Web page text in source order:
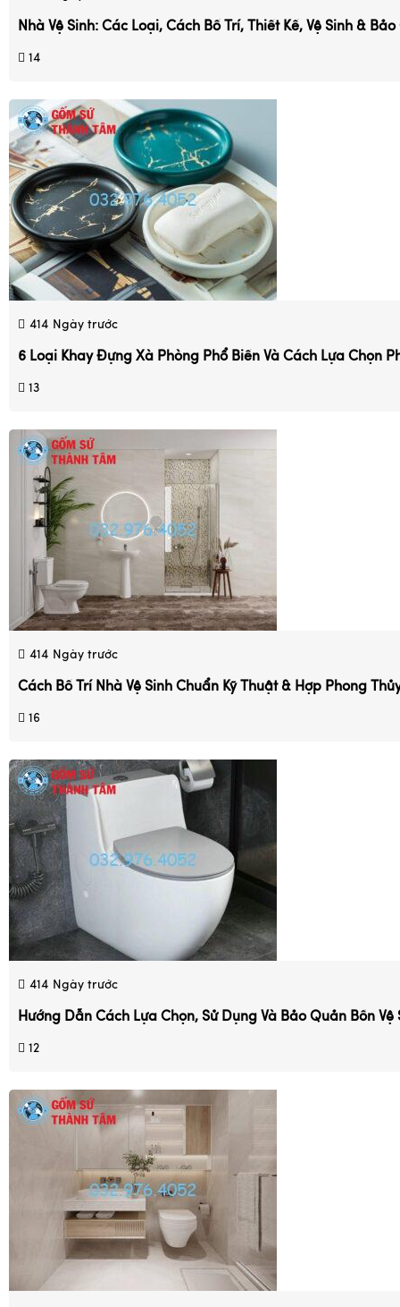
Nhà Vệ Sinh: Các Loại, Cách Bố Trí, Thiết Kế, Vệ Sinh &
14
414 Ngày trước
6 Loại Khay Đựng Xà Phòng Phổ Biến Và Cách Lựa Chọn
13
414 Ngày trước
Cách Bố Trí Nhà Vệ Sinh Chuẩn Kỹ Thuật & Hợp Phong
16
414 Ngày trước
Hướng Dẫn Cách Lựa Chọn, Sử Dụng Và Bảo Quản Bồn Vệ
12